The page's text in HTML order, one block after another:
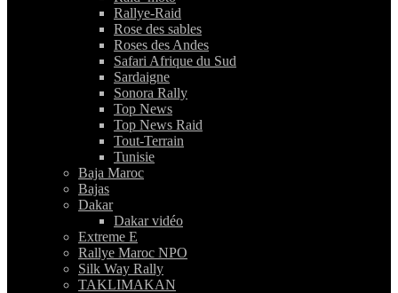
Rallye-Raid
Rose des sables
Roses des Andes
Safari Afrique du Sud
Sardaigne
Sonora Rally
Top News
Top News Raid
Tout-Terrain
Tunisie
Baja Maroc
Bajas
Dakar
Dakar vidéo
Extreme E
Rallye Maroc NPO
Silk Way Rally
TAKLIMAKAN